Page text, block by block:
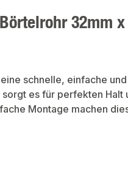
32mm
schnelle, einfache
sorgt es für perfekten Halt
Montage machen